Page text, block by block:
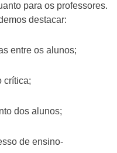
para os professores.
destacar:
entre os alunos;
crítica;
dos alunos;
de ensino-